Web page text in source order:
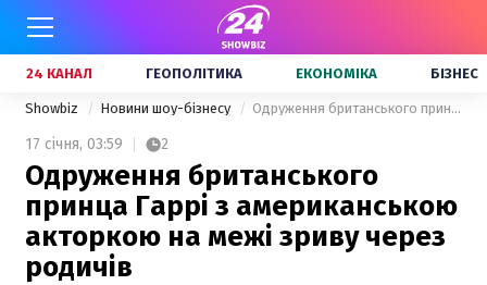
24 КАНАЛ ГЕОПОЛІТИКА ЕКОНОМІКА БІЗНЕС
Showbiz Новини шоу-бізнесу Одруження британського принца Гаррі з американською акторкою на межі зриву через родичів
17 січня, 03:59 2
Одруження британського
принца Гаррі з американською
акторкою на межі зриву через
родичів